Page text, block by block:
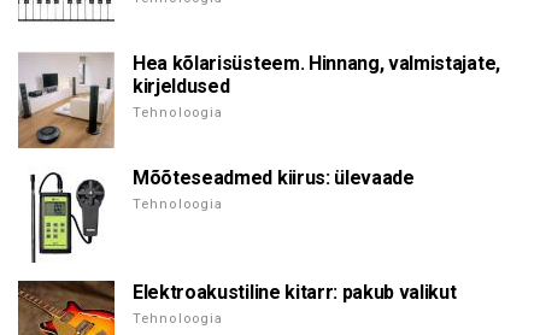
Hea kõlarisüsteem. Hinnang, valmistajate,
kirjeldused
Tehnoloogia
Mõõteseadmed kiirus: ülevaade
Tehnoloogia
Elektroakustiline kitarr: pakub valikut
Tehnoloogia